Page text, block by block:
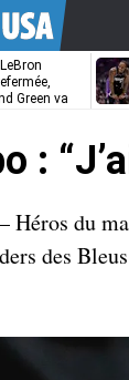
Green va
:
Héros du
des